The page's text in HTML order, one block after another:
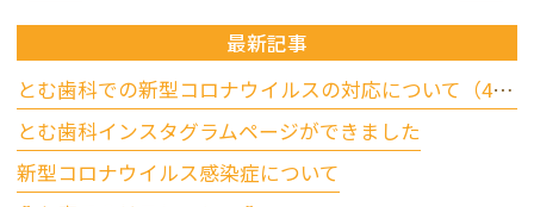
最新記事
とむ歯科での新型コロナウイルスの対応について（4/17更新）
とむ歯科インスタグラムページができました
新型コロナウイルス感染症について